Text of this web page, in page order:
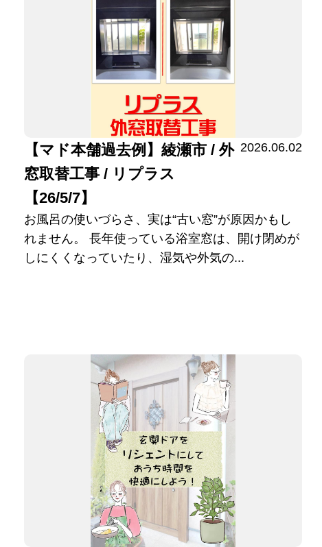
【マド本舗過去例】綾瀬市 / 外
窓取替工事 / リプラス
【26/5/7】
2026.06.02
お風呂の使いづらさ、実は“古い窓”が原因かもし
れません。 長年使っている浴室窓は、開け閉めが
しにくくなっていたり、湿気や外気の...